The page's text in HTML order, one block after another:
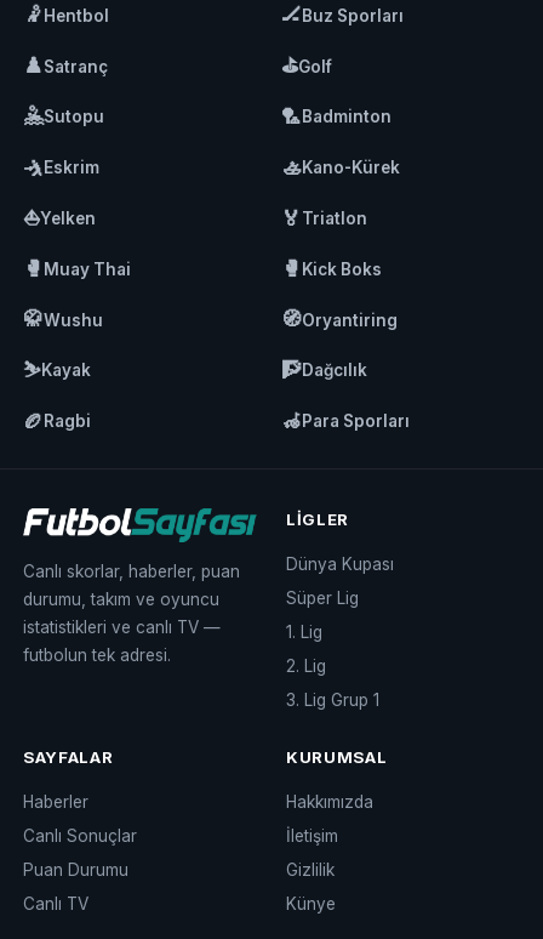
🤾 Hentbol 🏒Buz Sporları
♟️Satranç ⛳Golf
🤽Sutopu 🏸Badminton
🤺Eskrim 🚣Kano-Kürek
⛵Yelken 🏅 Triatlon
🥊 Muay Thai 🥊 Kick Boks
🥋Wushu 🧭Oryantiring
⛷️Kayak 🧗Dağcılık
🏉 Ragbi 🦽Para Sporları
Canlı skorlar, haberler, puan
durumu, takım ve oyuncu
istatistikleri ve canlı TV —
futbolun tek adresi.
LIGLER
Dünya Kupası
Süper Lig
1. Lig
2. Lig
3. Lig Grup 1
SAYFALAR
Haberler
Canlı Sonuçlar
Puan Durumu
Canlı TV
KURUMSAL
Hakkımızda
İletişim
Gizlilik
Künye